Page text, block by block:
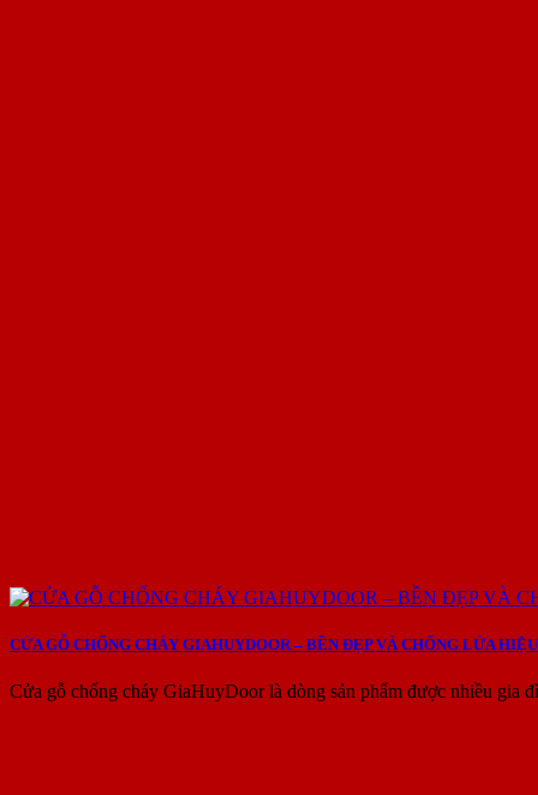
CỬA GỖ CHỐNG CHÁY GIAHUYDOOR – BỀN ĐẸP VÀ CHỐNG LỬA
Cửa gỗ chống cháy GiaHuyDoor là dòng sản phẩm được nhiều gia